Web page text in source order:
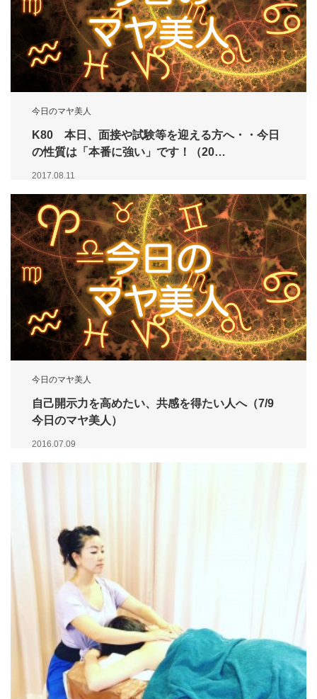
今日のマヤ美人
K80 本日、面接や試験等を迎える方へ・・今日
の性質は「本番に強い」です！（20…
2017.08.11
今日のマヤ美人
自己開示力を高めたい、共感を得たい人へ（7/9
今日のマヤ美人）
2016.07.09